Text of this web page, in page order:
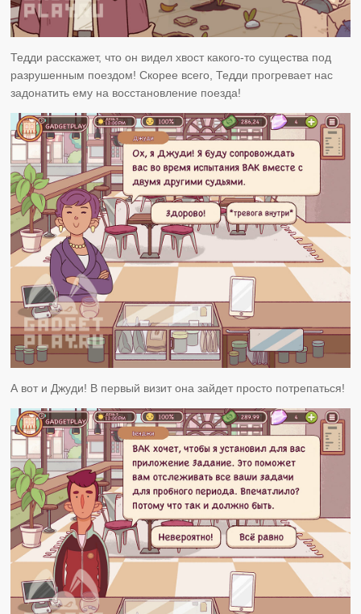
Тедди расскажет, что он видел хвост какого-то существа под
разрушенным поездом! Скорее всего, Тедди прогревает нас
задонатить ему на восстановление поезда!
А вот и Джуди! В первый визит она зайдет просто потрепаться!